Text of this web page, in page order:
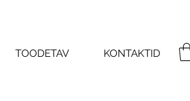
TOODETAV KONTAKTID